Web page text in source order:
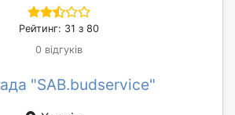
Рейтинг: 31 з 80
0 відгуків
"SAB.budservice"